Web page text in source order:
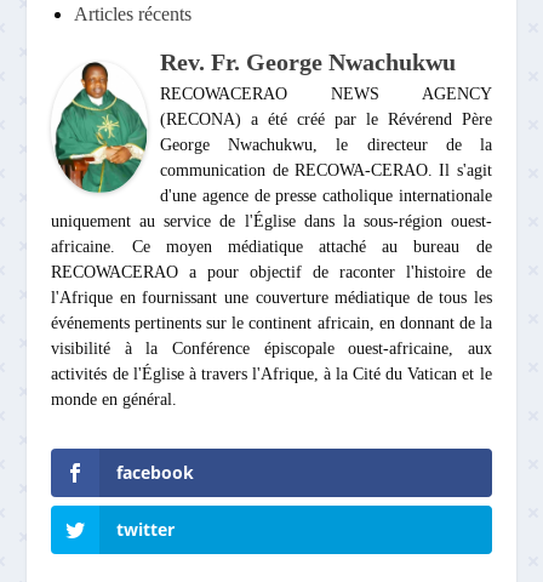
Articles récents
Rev. Fr. George Nwachukwu
RECOWACERAO NEWS AGENCY
(RECONA) a été créé par le Révérend Père
George Nwachukwu, le directeur de la
communication de RECOWA-CERAO. Il s'agit
d'une agence de presse catholique internationale
uniquement au service de l'Église dans la sous-région ouest-
africaine. Ce moyen médiatique attaché au bureau de
RECOWACERAO a pour objectif de raconter l'histoire de
l'Afrique en fournissant une couverture médiatique de tous les
événements pertinents sur le continent africain, en donnant de la
visibilité à la Conférence épiscopale ouest-africaine, aux
activités de l'Église à travers l'Afrique, à la Cité du Vatican et le
monde en général.
facebook
twitter